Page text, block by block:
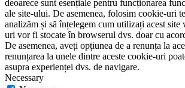
deoarece sunt esențiale pentru funcționarea
ale site-ului. De asemenea, folosim cookie-uri
analizăm și să înțelegem cum utilizați acest site
uri vor fi stocate în browserul dvs. doar cu
De asemenea, aveți opțiunea de a renunța la
renunțarea la unele dintre aceste cookie-uri
asupra experienței dvs. de navigare.
Necessary